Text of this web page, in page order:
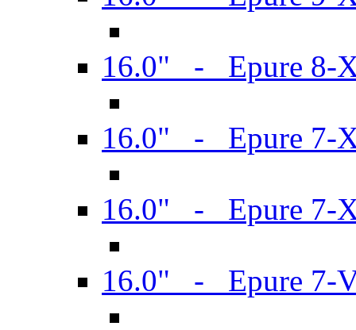
16.0" - Epure 8-
16.0" - Epure 7-
16.0" - Epure 7-
16.0" - Epure 7-